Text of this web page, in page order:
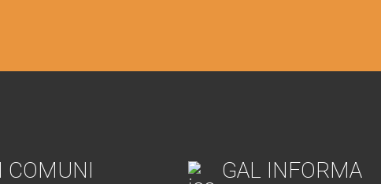
COMUNI GAL INFORMA